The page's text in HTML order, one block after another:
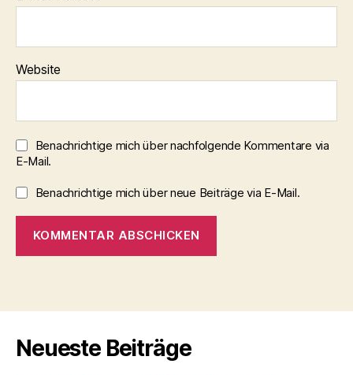
Website
Benachrichtige mich über nachfolgende Kommentare via
E-Mail.
Benachrichtige mich über neue Beiträge via E-Mail.
t
r
n
Neueste Beiträge